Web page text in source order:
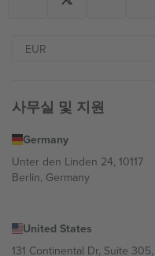
사무실 및 지원
Germany
Unter den Linden 24, 10117
Berlin, Germany
United States
131 Continental Dr, Suite 305,